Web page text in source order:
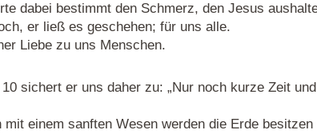
dabei bestimmt den Schmerz, den Jesus
er ließ es geschehen; für uns alle.
Liebe zu uns Menschen.
sichert er uns daher zu: „Nur noch kurze Zeit
mit einem sanften Wesen werden die Erde